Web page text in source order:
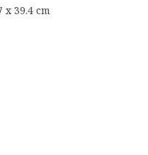
x 39.4 cm